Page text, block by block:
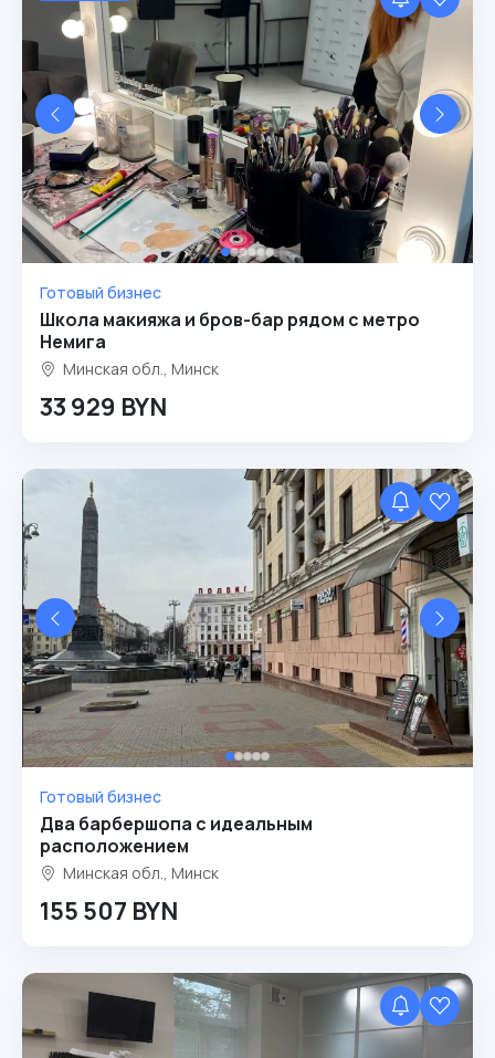
Готовый бизнес
Школа макияжа и бров-бар рядом с метро
Немига
Минская обл., Минск
33 929 BYN
Готовый бизнес
Два барбершопа с идеальным
расположением
Минская обл., Минск
155 507 BYN